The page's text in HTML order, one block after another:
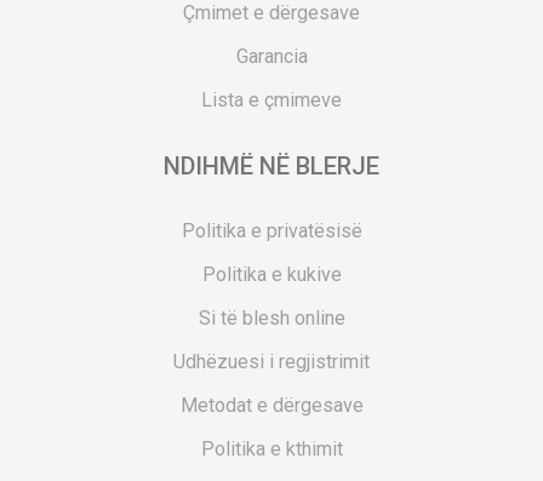
Çmimet e dërgesave
Garancia
Lista e çmimeve
NDIHMË NË BLERJE
Politika e privatësisë
Politika e kukive
Si të blesh online
Udhëzuesi i regjistrimit
Metodat e dërgesave
Politika e kthimit